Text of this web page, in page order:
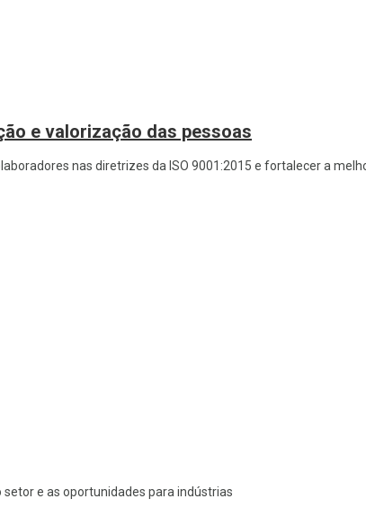
e valorização das pessoas
nas diretrizes da ISO 9001:2015 e fortalecer a
e as oportunidades para indústrias